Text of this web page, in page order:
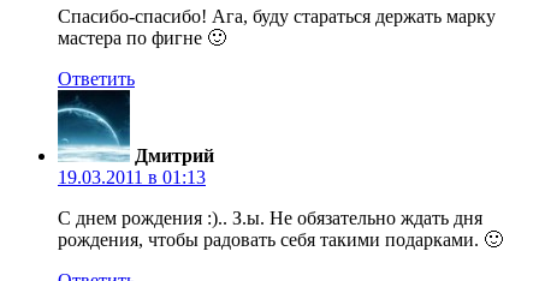
Спасибо-спасибо! Ага, буду стараться держать марку
мастера по фигне 🙂
Ответить
Дмитрий
19.03.2011 в 01:13
С днем рождения :).. З.ы. Не обязательно ждать дня
рождения, чтобы радовать себя такими подарками. 🙂